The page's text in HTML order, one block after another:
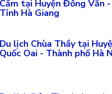
Cẩm tại Huyện Đồng Văn -
Tỉnh Hà Giang
Du lịch Chùa Thầy tại
Quốc Oai - Thành phố Hà